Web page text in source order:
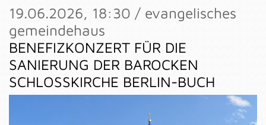
19.06.2026, 18:30 / evangelisches
gemeindehaus
BENEFIZKONZERT FÜR DIE
SANIERUNG DER BAROCKEN
SCHLOSSKIRCHE BERLIN-BUCH